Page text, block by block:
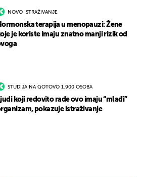
NOVO ISTRAŽIVANJE
terapija u menopauzi: Žene
je koriste imaju znatno manji rizik od
STUDIJA NA GOTOVO 1.900 OSOBA
koji redovito rade ovo imaju “mlađi”
pokazuje istraživanje